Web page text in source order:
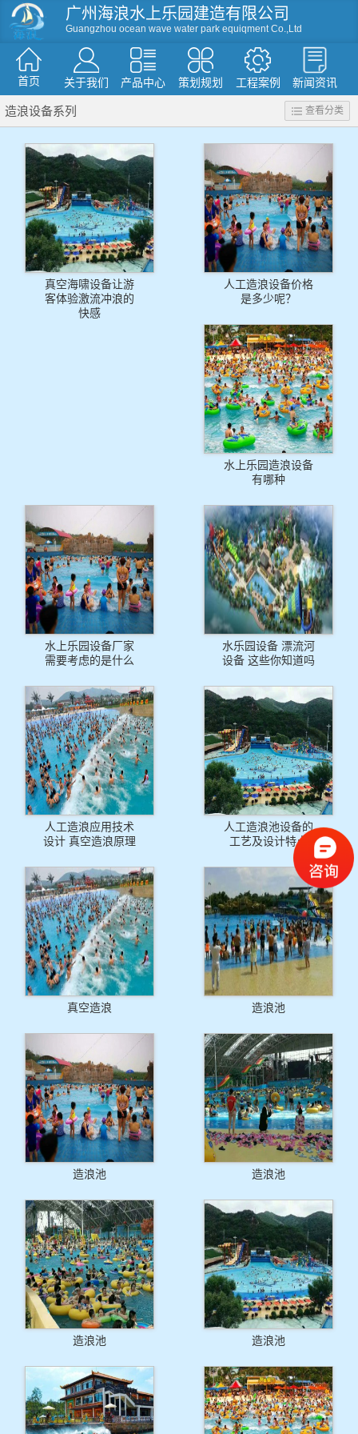
广州海浪水上乐园建造有限公司
Guangzhou ocean wave water park equiqment Co.,Ltd
首页 关于我们 产品中心 策划规划 工程案例 新闻资讯
滑梯系列 人工造浪 戏水小品
水屋水寨
环流河设备
温泉水疗设备
游泳池设备
假山造型仿真树
造浪设备系列 查看分类
真空海啸设备让游
客体验激流冲浪的
快感
人工造浪设备价格
是多少呢？
水上乐园造浪设备
有哪种
水上乐园设备厂家
需要考虑的是什么
水乐园设备 漂流河
设备 这些你知道吗
人工造浪应用技术
设计 真空造浪原理
人工造浪池设备的
工艺及设计特点
真空造浪 造浪池
造浪池 造浪池
造浪池 造浪池